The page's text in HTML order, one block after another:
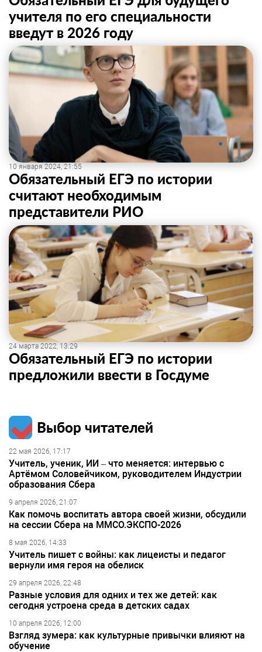
учителя по его специальности
введут в 2026 году
10 января 2024, 21:55
Обязательный ЕГЭ по истории
считают необходимым
представители РИО
24 марта 2022, 13:29
Обязательный ЕГЭ по истории
предложили ввести в Госдуме
Выбор читателей
22 мая 2026, 17:17
Учитель, ученик, ИИ – что меняется: интервью с
Артёмом Соловейчиком, руководителем Индустрии
образования Сбера
9 апреля 2026, 21:07
Как помочь воспитать автора своей жизни, обсудили
на сессии Сбера на ММСО.ЭКСПО-2026
8 мая 2026, 14:33
Учитель пишет с войны: как лицеисты и педагог
вернули имя героя на обелиск
29 апреля 2026, 22:48
Разные условия для одних и тех же детей: как
сегодня устроена среда в детских садах
10 апреля 2026, 12:00
Взгляд зумера: как культурные привычки влияют на
обучение